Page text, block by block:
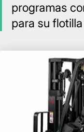
programas
para su